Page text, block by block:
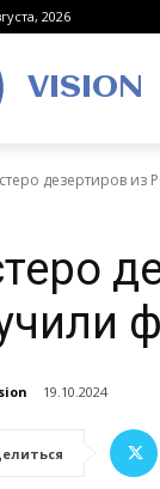
2026
VISION
дезертиров из
19.10.2024